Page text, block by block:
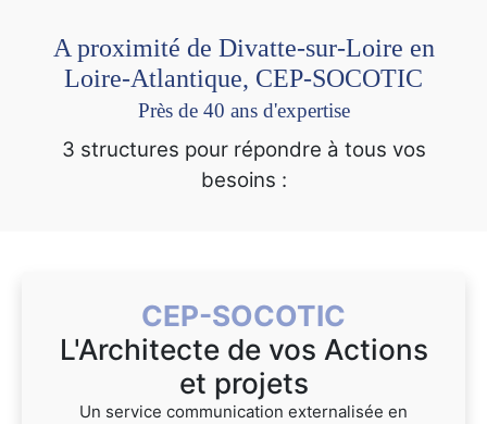
A proximité de Divatte-sur-Loire en
Loire-Atlantique, CEP-SOCOTIC
Près de 40 ans d'expertise
3 structures pour répondre à tous vos
besoins :
CEP-SOCOTIC
L'Architecte de vos Actions
et projets
Un service communication externalisée en